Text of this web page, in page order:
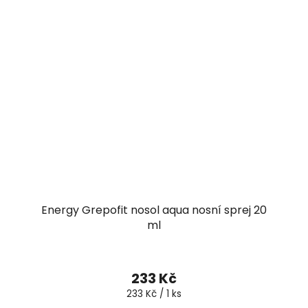
Energy Grepofit nosol aqua nosní sprej 20
ml
233 Kč
Měrná
233 Kč / 1 ks